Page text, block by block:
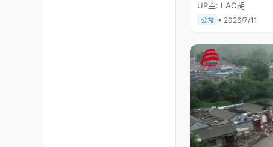
UP主: LAO胡
公益 • 2026/7/11